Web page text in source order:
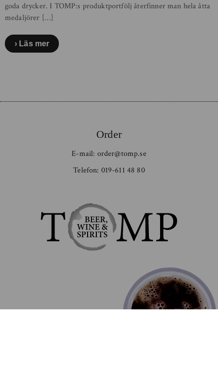
goda drycker. I TOMP:s produktportfölj återfinner man hela åtta
medaljörer […]
Läs mer
Order
E-mail: order@tomp.se
Telefon: 019-611 48 80